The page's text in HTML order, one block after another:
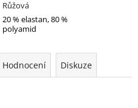
Růžová
20 % elastan, 80 %
polyamid
Hodnocení Diskuze